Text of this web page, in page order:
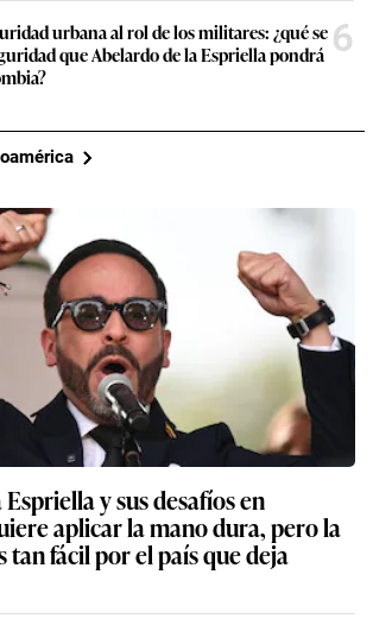
urbana al rol de los militares: ¿qué se
que Abelardo de la Espriella pondrá 6
y sus desafíos en
aplicar la mano dura, pero la
tan fácil por el país que deja